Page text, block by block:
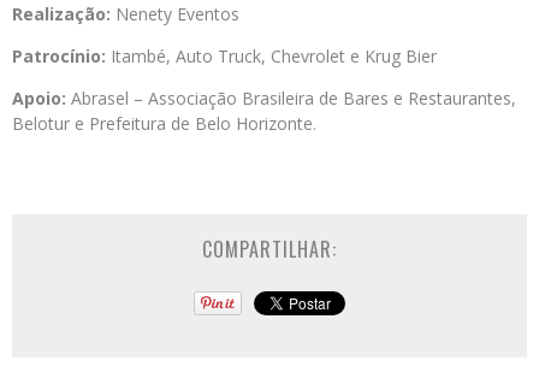
Realização: Nenety Eventos
Patrocínio: Itambé, Auto Truck, Chevrolet e Krug Bier
Apoio: Abrasel – Associação Brasileira de Bares e Restaurantes,
Belotur e Prefeitura de Belo Horizonte.
COMPARTILHAR: